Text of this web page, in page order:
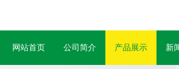
网站首页 公司简介 产品展示 新